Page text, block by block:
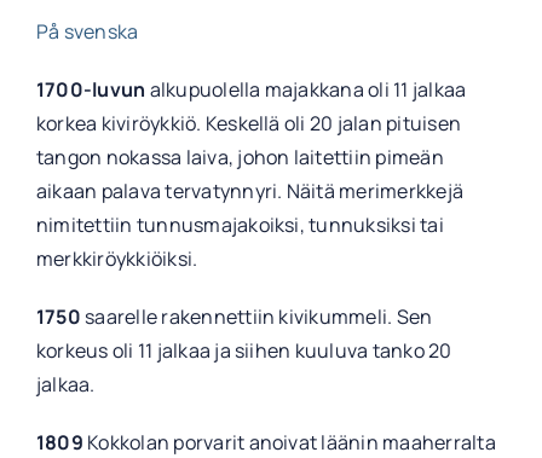
På svenska
1700-luvun alkupuolella majakkana oli 11 jalkaa
korkea kiviröykkiö. Keskellä oli 20 jalan pituisen
tangon nokassa laiva, johon laitettiin pimeän
aikaan palava tervatynnyri. Näitä merimerkkejä
nimitettiin tunnusmajakoiksi, tunnuksiksi tai
merkkiröykkiöiksi.
1750 saarelle rakennettiin kivikummeli. Sen
korkeus oli 11 jalkaa ja siihen kuuluva tanko 20
jalkaa.
1809 Kokkolan porvarit anoivat läänin maaherralta